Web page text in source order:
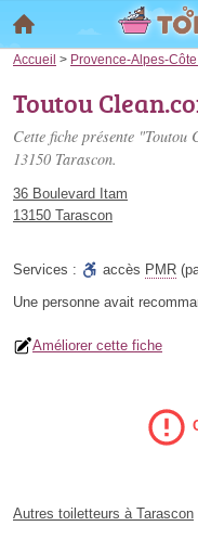
Accueil > Provence-Alpes-
Toutou
Cette fiche présente
13150 Tarascon.
36 Boulevard Itam
13150 Tarascon
Services : accès PMR
Une personne avait
Améliorer cette fiche
Autres toiletteurs à Tarascon